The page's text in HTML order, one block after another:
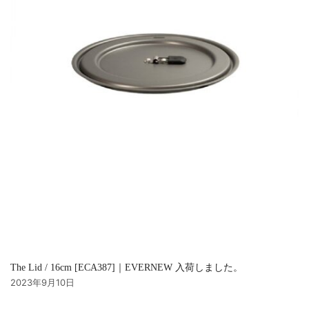
The Lid / 16cm [ECA387]｜EVERNEW 入荷しました。
2023年9月10日